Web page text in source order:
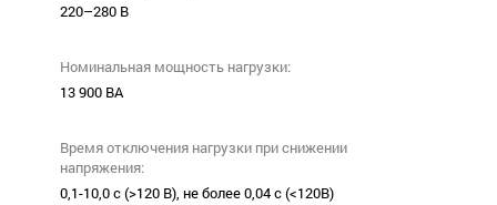
220–280 В
Номинальная мощность нагрузки:
13 900 ВА
Время отключения нагрузки при снижении
напряжения:
0,1-10,0 с (>120 В), не более 0,04 с (<120В)